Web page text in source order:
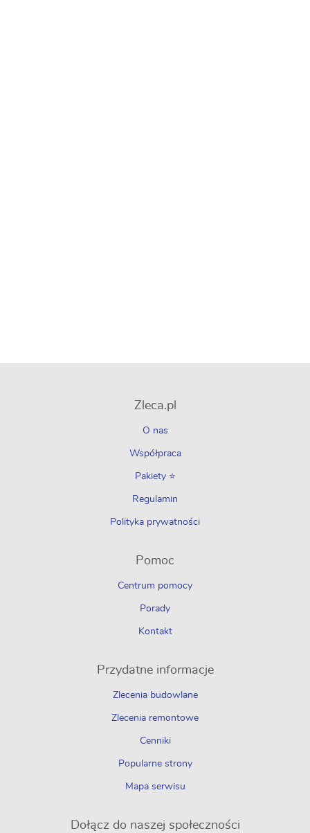
Zleca.pl
O nas
Współpraca
Pakiety ⭐
Regulamin
Polityka prywatności
Pomoc
Centrum pomocy
Porady
Kontakt
Przydatne informacje
Zlecenia budowlane
Zlecenia remontowe
Cenniki
Popularne strony
Mapa serwisu
Dołącz do naszej społeczności